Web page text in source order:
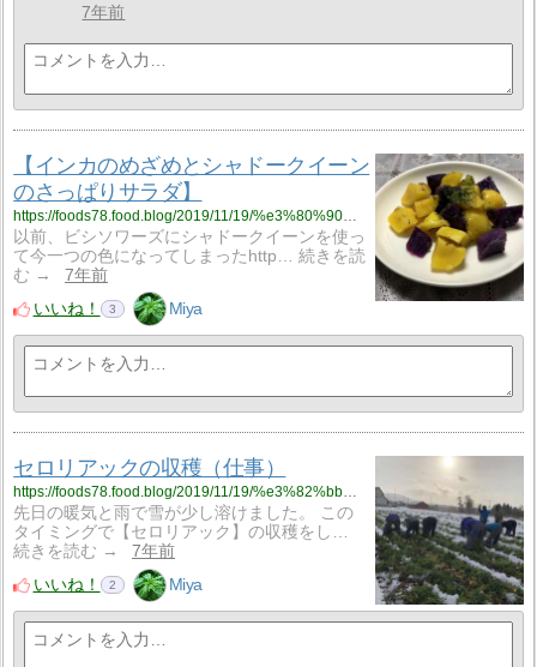
7年前
【インカのめざめとシャドークイーン
のさっぱりサラダ】
以前、ビシソワーズにシャドークイーンを使っ
て今一つの色になってしまったhttp… 続きを読
む →
7年前
いいね！
3 Miya
セロリアックの収穫（仕事）
先日の暖気と雨で雪が少し溶けました。 この
タイミングで【セロリアック】の収穫をし…
続きを読む →
7年前
いいね！
2 Miya